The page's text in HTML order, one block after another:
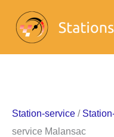
contenu
Station-service /
service Malansac